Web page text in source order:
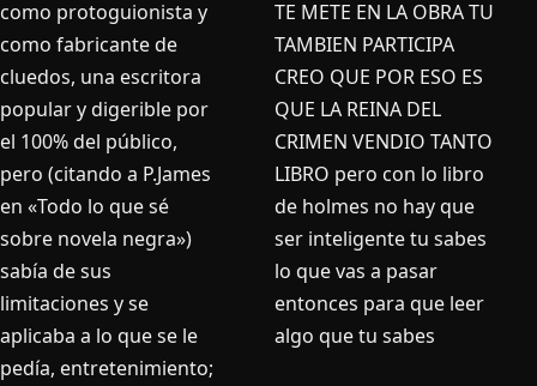
como protoguionista y
como fabricante de
cluedos, una escritora
popular y digerible por
el 100% del público,
pero (citando a P.James
en «Todo lo que sé
sobre novela negra»)
sabía de sus
limitaciones y se
aplicaba a lo que se le
pedía, entretenimiento;
TE METE EN LA OBRA TU
TAMBIEN PARTICIPA
CREO QUE POR ESO ES
QUE LA REINA DEL
CRIMEN VENDIO TANTO
LIBRO pero con lo libro
de holmes no hay que
ser inteligente tu sabes
lo que vas a pasar
entonces para que leer
algo que tu sabes